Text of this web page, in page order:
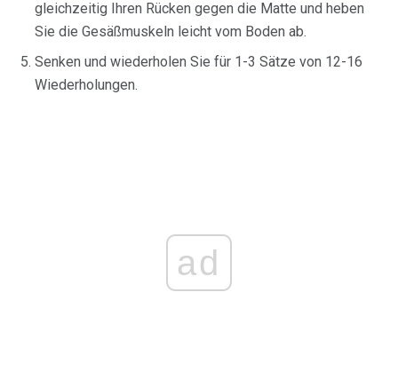
gleichzeitig Ihren Rücken gegen die Matte und heben
Sie die Gesäßmuskeln leicht vom Boden ab.
Senken und wiederholen Sie für 1-3 Sätze von 12-16
Wiederholungen.
ad